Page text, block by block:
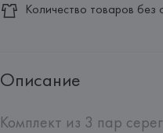
Количество товаров без
Описание
Комплект из 3 пар